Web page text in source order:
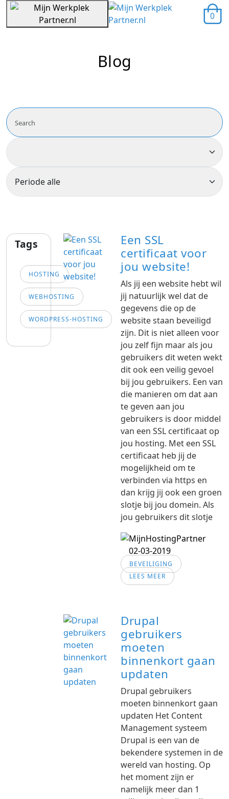
0
Blog
Tags
HOSTING
WEBHOSTING
WORDPRESS-HOSTING
Een SSL
certificaat voor
jou website!
Als jij een website hebt wil
jij natuurlijk wel dat de
gegevens die op de
website staan beveiligd
zijn. Dit is niet alleen voor
jou zelf fijn maar als jou
gebruikers dit weten wekt
dit ook een veilig gevoel
bij jou gebruikers. Een van
die manieren om dat aan
te geven aan jou
gebruikers is door middel
van een SSL certificaat op
jou hosting. Met een SSL
certificaat heb jij de
mogelijkheid om te
verbinden via https en
dan krijg jij ook een groen
slotje bij jou domein. Als
jou gebruikers dit slotje
02-03-2019
BEVEILIGING
LEES MEER
Drupal
gebruikers
moeten
binnenkort gaan
updaten
Drupal gebruikers
moeten binnenkort gaan
updaten Het Content
Management systeem
Drupal is een van de
bekendere systemen in de
wereld van hosting. Op
het moment zijn er
namelijk meer dan 1